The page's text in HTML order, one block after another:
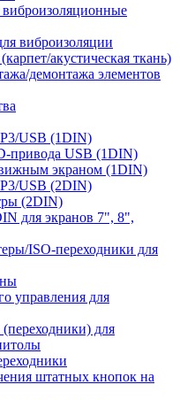
виброизоляции
акустическая ткань)
демонтажа элементов
USB (1DIN)
привода USB (1DIN)
экраном (1DIN)
USB (2DIN)
(2DIN)
для экранов 7", 8",
ISO-переходники для
управления для
для
штатных кнопок на